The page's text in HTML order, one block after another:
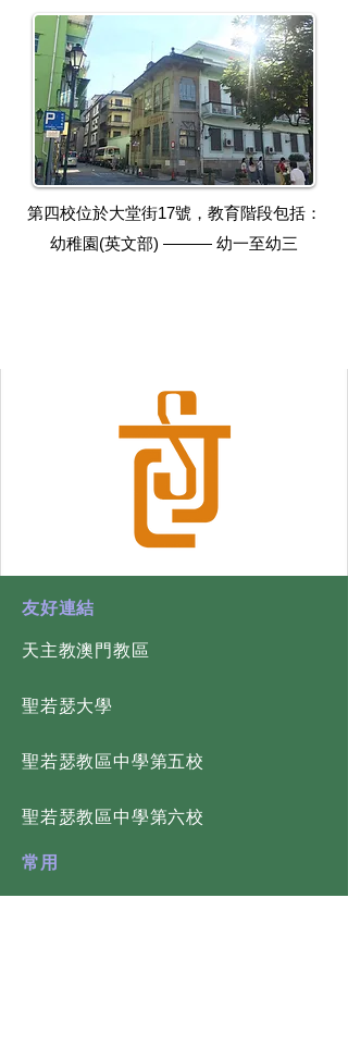
第四校位於大堂街17號，教育階段包括：
幼稚園(英文部) ——— 幼一至幼三
​友好連結
天主教澳門教區
​聖若瑟大學
​聖若瑟教區中學第五校
​聖若瑟教區中學第六校
常用